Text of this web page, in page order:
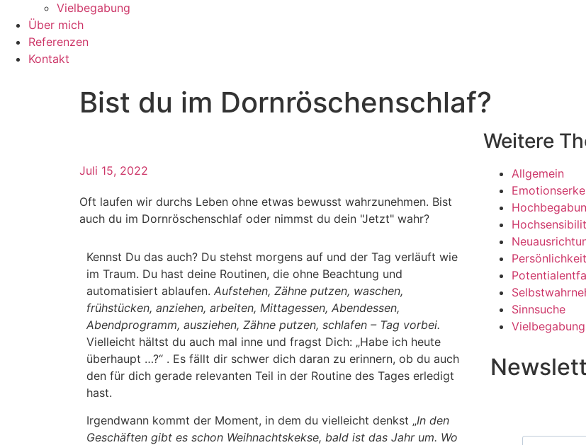
Vielbegabung
Über mich
Referenzen
Kontakt
Bist du im Dornröschenschlaf?
Juli 15, 2022
Oft laufen wir durchs Leben ohne etwas bewusst wahrzunehmen. Bist
auch du im Dornröschenschlaf oder nimmst du dein "Jetzt" wahr?
Kennst Du das auch? Du stehst morgens auf und der Tag verläuft wie
im Traum. Du hast deine Routinen, die ohne Beachtung und
automatisiert ablaufen. Aufstehen, Zähne putzen, waschen,
frühstücken, anziehen, arbeiten, Mittagessen, Abendessen,
Abendprogramm, ausziehen, Zähne putzen, schlafen – Tag vorbei.
Vielleicht hältst du auch mal inne und fragst Dich: „Habe ich heute
überhaupt …?“ . Es fällt dir schwer dich daran zu erinnern, ob du auch
den für dich gerade relevanten Teil in der Routine des Tages erledigt
hast.
Irgendwann kommt der Moment, in dem du vielleicht denkst „In den
Geschäften gibt es schon Weihnachtskekse, bald ist das Jahr um. Wo
Weitere
Allgemein
Sinnsuche
Vielbegabung